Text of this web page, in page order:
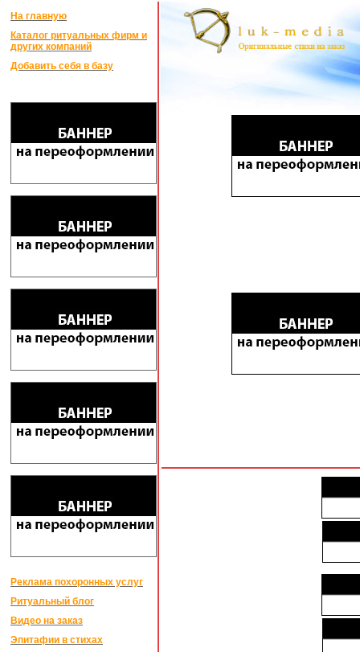
На главную
Каталог ритуальных фирм и
других компаний
Добавить себя в базу
Реклама похоронных услуг
Ритуальный блог
Видео на заказ
Эпитафии в стихах